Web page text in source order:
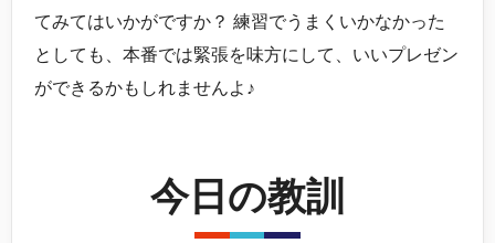
てみてはいかがですか？ 練習でうまくいかなかった
としても、本番では緊張を味方にして、いいプレゼン
ができるかもしれませんよ♪
今日の教訓